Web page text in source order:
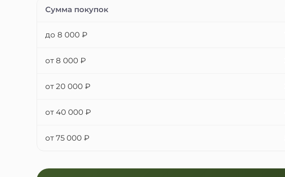
Сумма покупок
до 8 000 ₽
от 8 000 ₽
от 20 000 ₽
от 40 000 ₽
от 75 000 ₽